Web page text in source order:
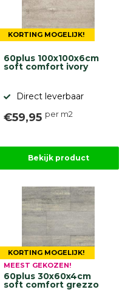
KORTING MOGELIJK!
60plus 100x100x6cm
soft comfort ivory
Direct leverbaar
€59,95 per m2
Bekijk product
KORTING MOGELIJK!
MEEST GEKOZEN!
60plus 30x60x4cm
soft comfort grezzo